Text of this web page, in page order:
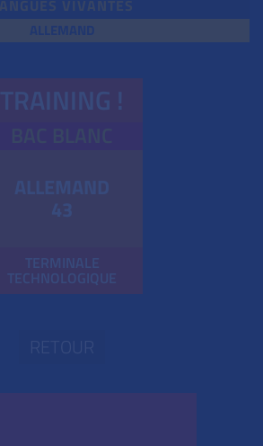
TRAINING !
ALLEMAND
43
TERMINALE
TECHNOLOGIQUE